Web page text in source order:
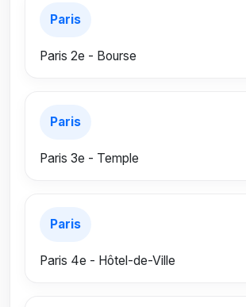
Paris
Paris 2e - Bourse
Paris
Paris 3e - Temple
Paris
Paris 4e - Hôtel-de-Ville